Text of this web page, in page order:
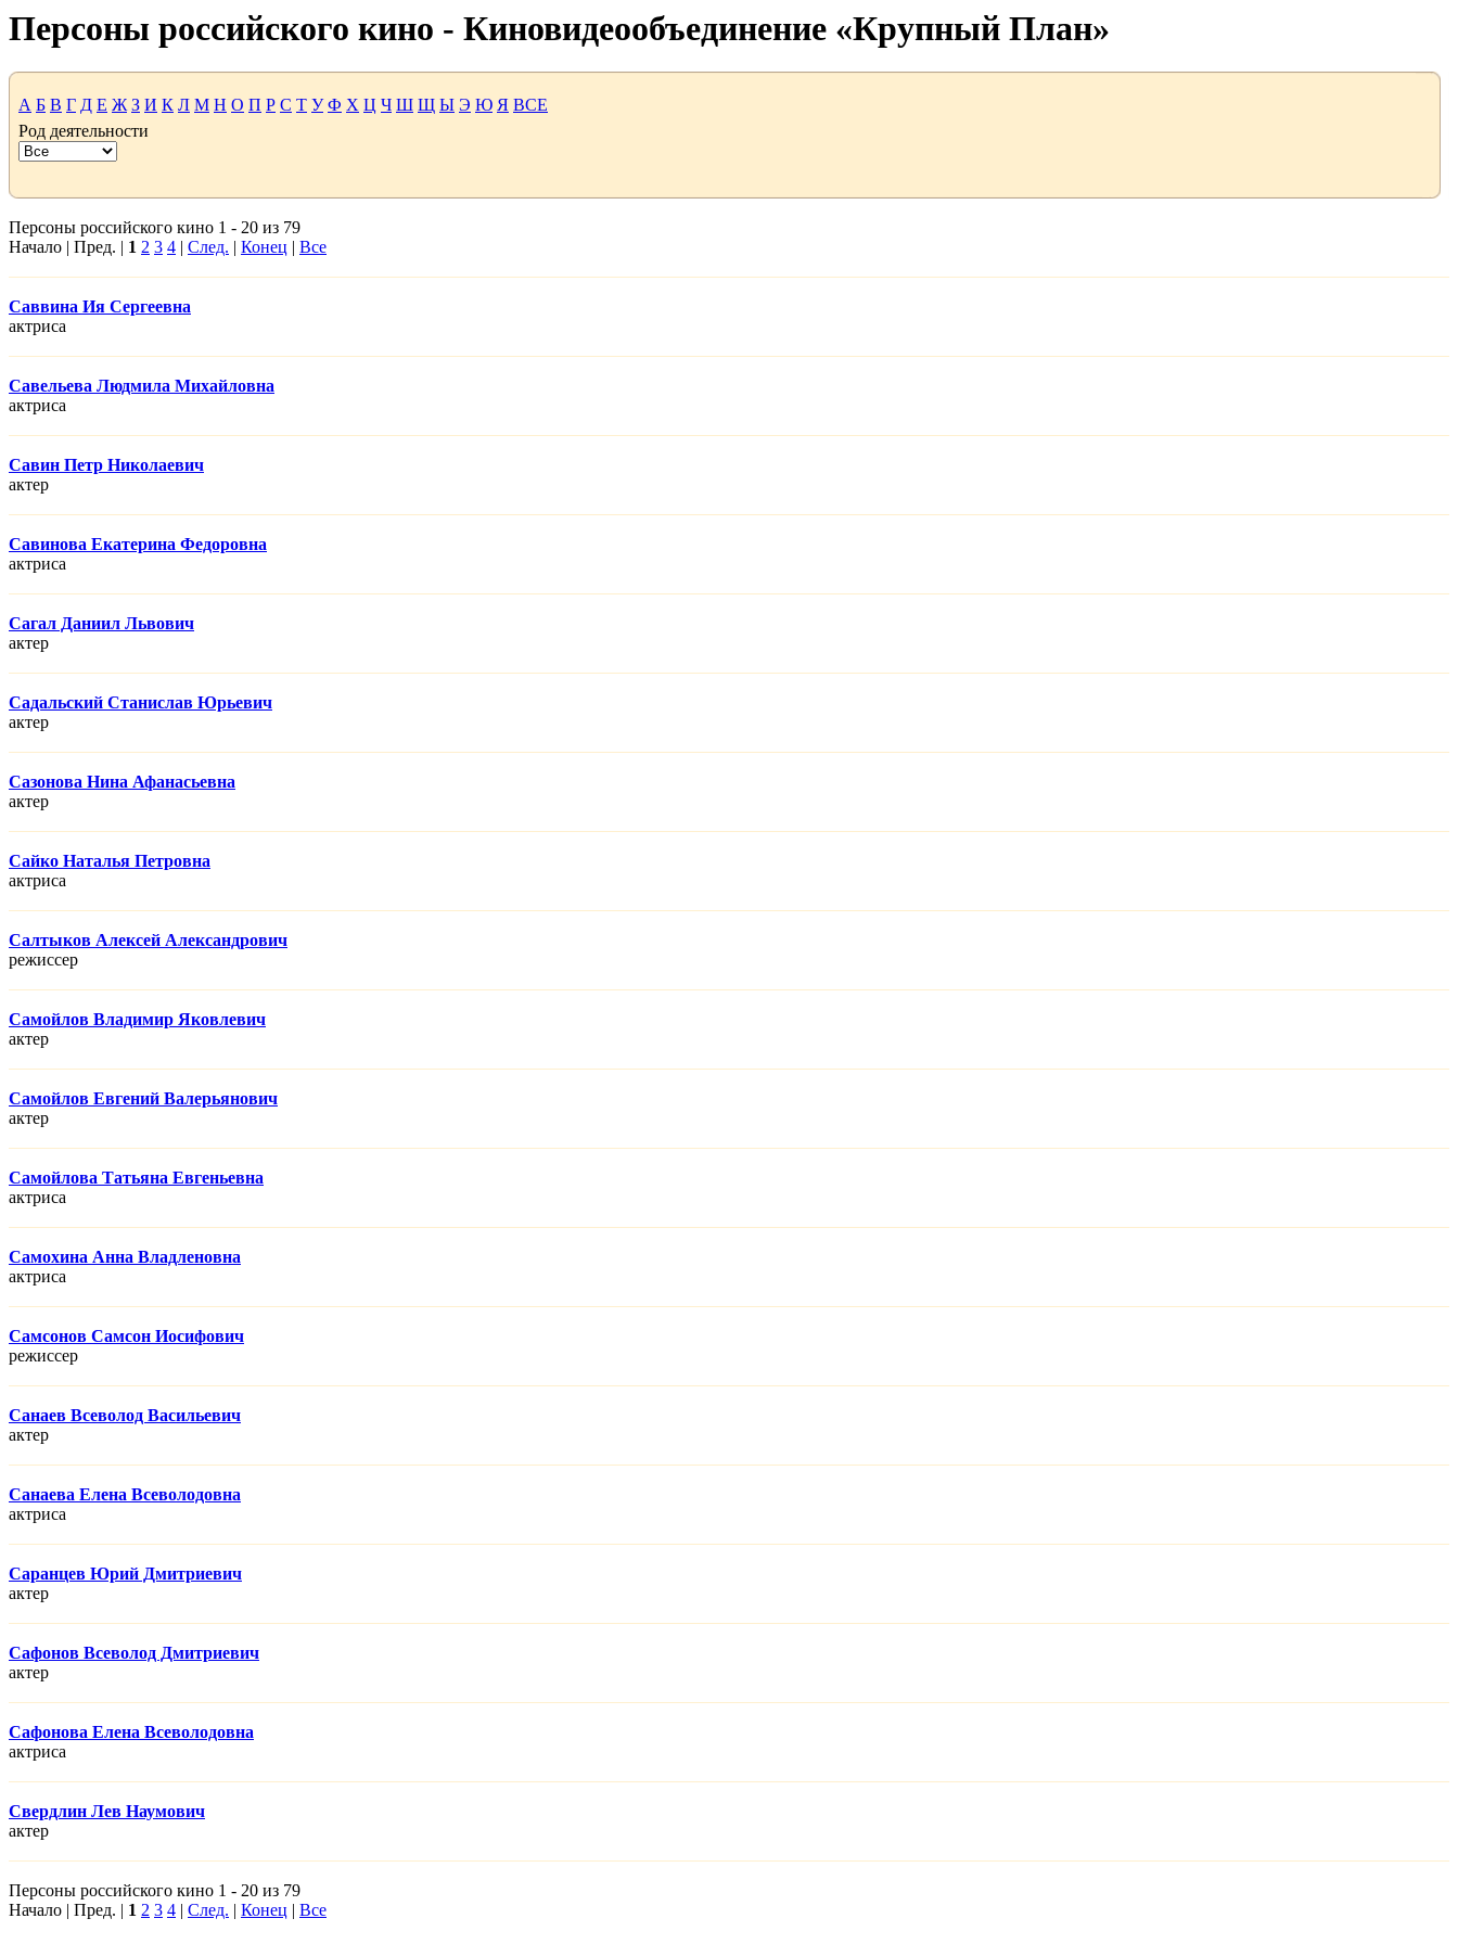
Персоны российского кино - Киновидеообъединение «Крупный План»
А Б В Г Д Е Ж З И К Л М Н О П Р С Т У Ф Х Ц Ч Ш Щ Ы Э Ю Я ВСЕ
Род деятельности
Персоны российского кино 1 - 20 из 79
Начало | Пред. | 1 2 3 4 | След. | Конец | Все
Саввина Ия Сергеевна
актриса
Савельева Людмила Михайловна
актриса
Савин Петр Николаевич
актер
Савинова Екатерина Федоровна
актриса
Сагал Даниил Львович
актер
Садальский Станислав Юрьевич
актер
Сазонова Нина Афанасьевна
актер
Сайко Наталья Петровна
актриса
Салтыков Алексей Александрович
режисcер
Самойлов Владимир Яковлевич
актер
Самойлов Евгений Валерьянович
актер
Самойлова Татьяна Евгеньевна
актриса
Самохина Анна Владленовна
актриса
Самсонов Самсон Иосифович
режисcер
Санаев Всеволод Васильевич
актер
Санаева Елена Всеволодовна
актриса
Саранцев Юрий Дмитриевич
актер
Сафонов Всеволод Дмитриевич
актер
Сафонова Елена Всеволодовна
актриса
Свердлин Лев Наумович
актер
Персоны российского кино 1 - 20 из 79
Начало | Пред. | 1 2 3 4 | След. | Конец | Все